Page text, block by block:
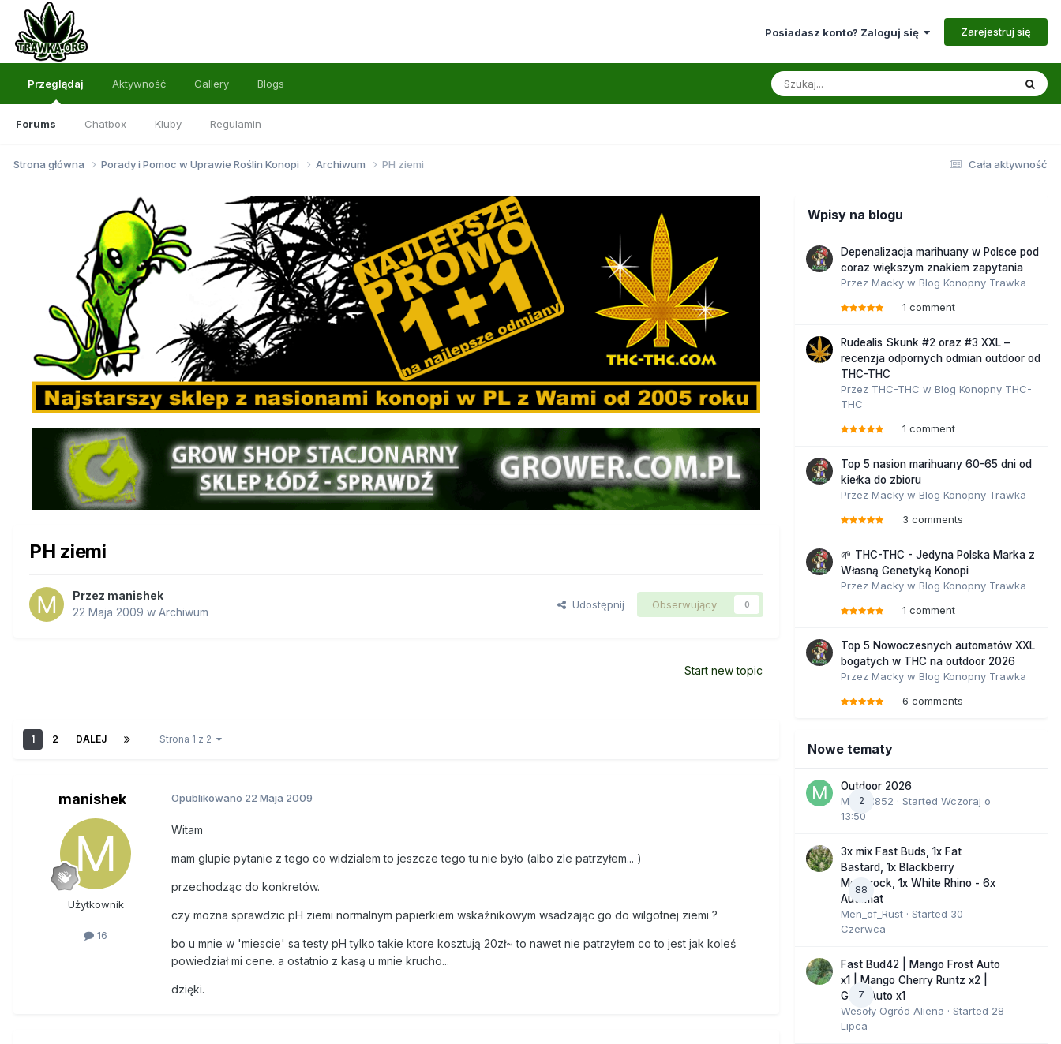
Posiadasz konto? Zaloguj się Zarejestruj się
Przeglądaj
Forums Chatbox Kluby Regulamin
Aktywność Gallery Blogs
Cała aktywność
Strona główna Porady i Pomoc w Uprawie Roślin Konopi Archiwum PH ziemi
PH ziemi
Przez manishek
22 Maja 2009 w Archiwum
Udostępnij Obserwujący 0
Start new topic
1 2 DALEJ Strona 1 z 2
manishek
Użytkownik
16
Opublikowano 22 Maja 2009
Witam
mam glupie pytanie z tego co widzialem to jeszcze tego tu nie było (albo zle patrzyłem... )
przechodząc do konkretów.
czy mozna sprawdzic pH ziemi normalnym papierkiem wskaźnikowym wsadzając go do wilgotnej ziemi ?
bo u mnie w 'miescie' sa testy pH tylko takie ktore kosztują 20zł~ to nawet nie patrzyłem co to jest jak koleś
powiedział mi cene. a ostatnio z kasą u mnie krucho...
dzięki.
Wpisy na blogu
Depenalizacja marihuany w Polsce pod
coraz większym znakiem zapytania
Przez Macky w Blog Konopny Trawka
1 comment
Rudealis Skunk #2 oraz #3 XXL –
recenzja odpornych odmian outdoor od
THC-THC
Przez THC-THC w Blog Konopny THC-
THC
1 comment
Top 5 nasion marihuany 60-65 dni od
kiełka do zbioru
Przez Macky w Blog Konopny Trawka
3 comments
🌱 THC-THC - Jedyna Polska Marka z
Własną Genetyką Konopi
Przez Macky w Blog Konopny Trawka
1 comment
Top 5 Nowoczesnych automatów XXL
bogatych w THC na outdoor 2026
Przez Macky w Blog Konopny Trawka
6 comments
Nowe tematy
2
Outdoor 2026
Marcel852 · Started Wczoraj o
13:50
88
3x mix Fast Buds, 1x Fat
Bastard, 1x Blackberry
Moonrock, 1x White Rhino - 6x
Automat
Men_of_Rust · Started 30
Czerwca
7
Fast Bud42 | Mango Frost Auto
x1 | Mango Cherry Runtz x2 |
GMO Auto x1
Wesoły Ogród Aliena · Started 28
Lipca